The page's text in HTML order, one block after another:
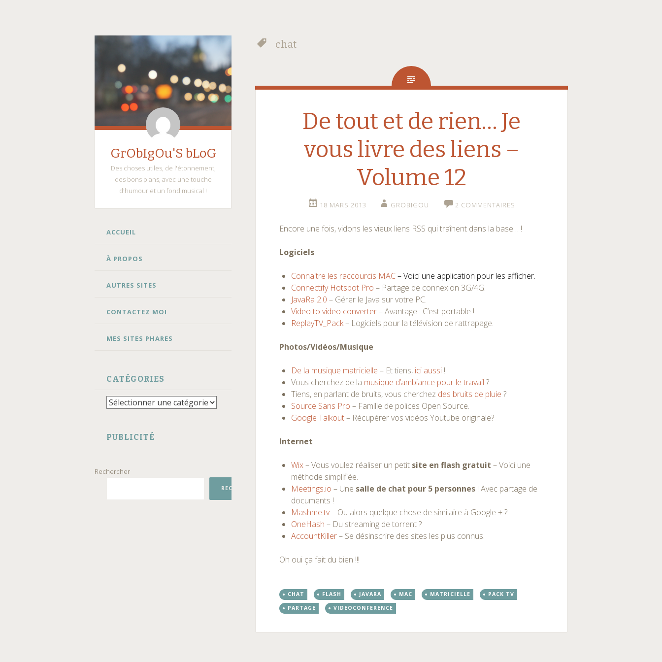
GrObIgOu'S bLoG
Des choses utiles, de l'étonnement,
des bons plans, avec une touche
d'humour et un fond musical !
ALLER
CONTENU
ACCUEIL
À PROPOS
AUTRES SITES
CONTACTEZ MOI
MES SITES PHARES
CATÉGORIES
Catégories
PUBLICITÉ
Rechercher
RECHERCHER
chat
De tout et de rien… Je
vous livre des liens –
Volume 12
18 MARS 2013 GROBIGOU 2 COMMENTAIRES
Encore une fois, vidons les vieux liens RSS qui traînent dans la base… !
Logiciels
Connaitre les raccourcis MAC– Voici une application pour les afficher.
Connectify Hotspot Pro – Partage de connexion 3G/4G.
JavaRa 2.0 – Gérer le Java sur votre PC.
Video to video converter– Avantage : C’est portable !
ReplayTV_Pack– Logiciels pour la télévision de rattrapage.
Photos/Vidéos/Musique
De la musique matricielle – Et tiens, ici aussi !
Vous cherchez de la musique d’ambiance pour le travail ?
Tiens, en parlant de bruits, vous cherchez des bruits de pluie ?
Source Sans Pro – Famille de polices Open Source.
Google Talkout– Récupérer vos vidéos Youtube originale?
Internet
Wix– Vous voulez réaliser un petit site en flash gratuit – Voici une
méthode simplifiée.
Meetings.io – Une salle de chat pour 5 personnes ! Avec partage de
documents !
Mashme.tv– Ou alors quelque chose de similaire à Google + ?
OneHash – Du streaming de torrent ?
AccountKiller– Se désinscrire des sites les plus connus.
Oh oui ça fait du bien !!!
CHAT FLASH JAVARA MAC MATRICIELLE
PACK TV
PARTAGE
VIDEOCONFERENCE